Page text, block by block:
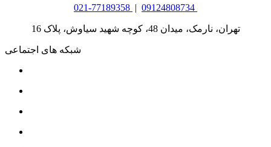
021-77189358 | 09124808734
تهران، نارمک، میدان 48، کوچه شهید سیاوش، پلاک 16
شبکه های اجتماعی